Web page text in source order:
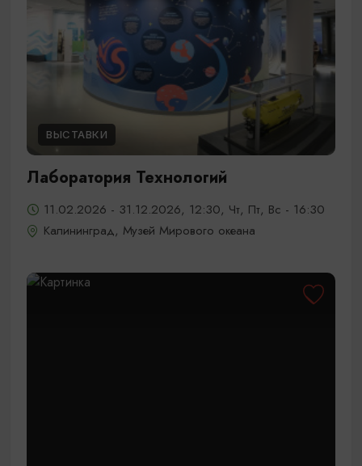
ВЫСТАВКИ
Лаборатория Технологий
11.02.2026 - 31.12.2026, 12:30, Чт, Пт, Вс - 16:30
Калининград, Музей Мирового океана